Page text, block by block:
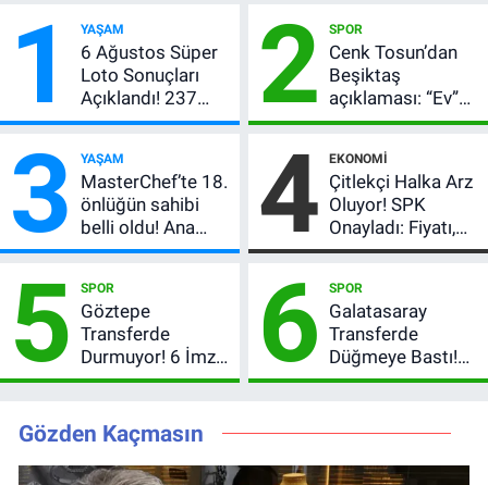
1 YAŞAM
6 Ağustos Süper
Loto Sonuçları
Açıklandı! 237
Milyon TL’lik
2 SPOR
Cenk Tosun’dan
Beşiktaş
açıklaması: “Ev”
dedi, asıl mesajı
verdi
3 YAŞAM
MasterChef’te 18.
önlüğün sahibi
belli oldu! Ana
kadroya giren
oldu?
4 EKONOMI
Çitlekçi Halka Arz
Oluyor! SPK
Onayladı: Fiyatı,
Lot Sayısı ve
Tarihi
5 SPOR
Göztepe
Transferde
Durmuyor! 6 İmza
Sonrası Yeni
Oldu
6 SPOR
Galatasaray
Transferde
Düğmeye Bastı!
Leao, Camavinga
Gözden Kaçmasın